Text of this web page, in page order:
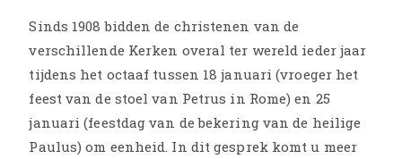
Sinds 1908 bidden de christenen van de
verschillende Kerken overal ter wereld ieder jaar
tijdens het octaaf tussen 18 januari (vroeger het
feest van de stoel van Petrus in Rome) en 25
januari (feestdag van de bekering van de heilige
Paulus) om eenheid. In dit gesprek komt u meer